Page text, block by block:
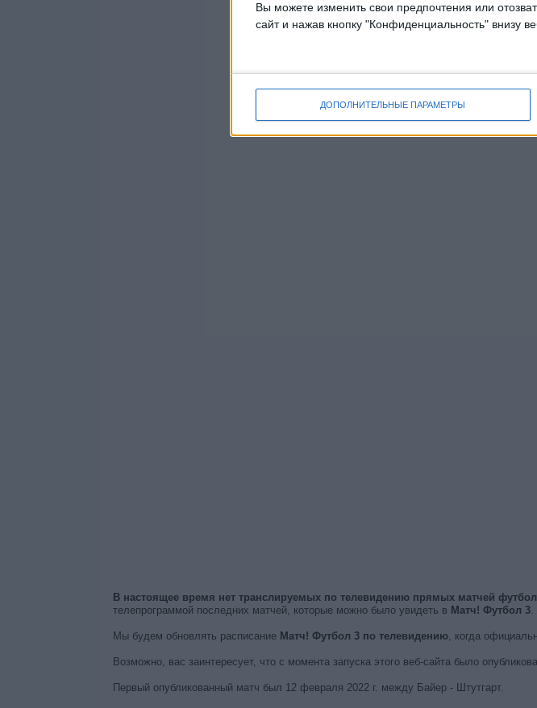
Вы можете изменить свои предпочтения или
сайт и нажав кнопку "Конфиденциальность" внизу
ДОПОЛНИТЕЛЬНЫЕ ПАРАМЕТРЫ
В настоящее время нет транслируемых по телевидению прямых матчей
телепрограммой последних матчей, которые можно было увидеть в Матч! Футбол 3.
Мы будем обновлять расписание Матч! Футбол 3 по телевидению, когда
Возможно, вас заинтересует, что с момента запуска этого веб-сайта было
Первый опубликованный матч был 12 февраля 2022 г. между Байер - Штутгарт.